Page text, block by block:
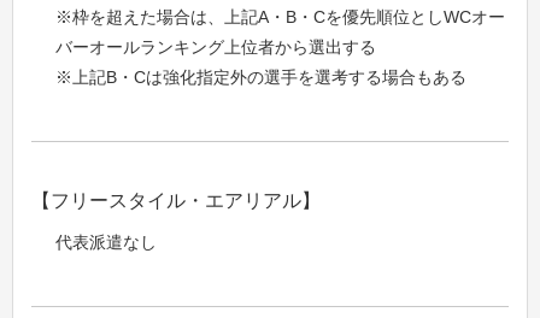
※枠を超えた場合は、上記A・B・Cを優先順位としWCオー
バーオールランキング上位者から選出する
※上記B・Cは強化指定外の選手を選考する場合もある
【フリースタイル・エアリアル】
代表派遣なし